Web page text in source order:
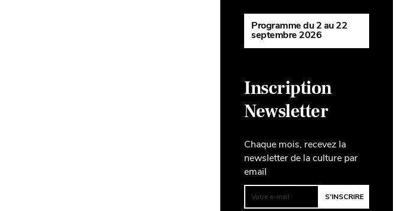
Programme du 2 au 22
septembre 2026
Inscription
Newsletter
Chaque mois, recevez la
newsletter de la culture par
email